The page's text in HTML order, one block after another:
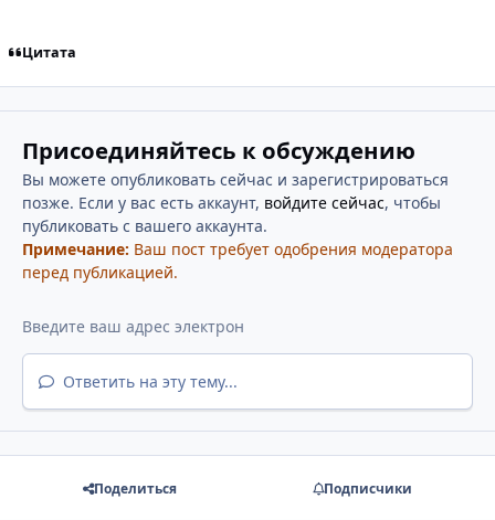
Цитата
Присоединяйтесь к обсуждению
Вы можете опубликовать сейчас и зарегистрироваться
позже. Если у вас есть аккаунт, войдите сейчас, чтобы
публиковать с вашего аккаунта.
Примечание: Ваш пост требует одобрения модератора
перед публикацией.
Ответить на эту тему...
Поделиться Подписчики